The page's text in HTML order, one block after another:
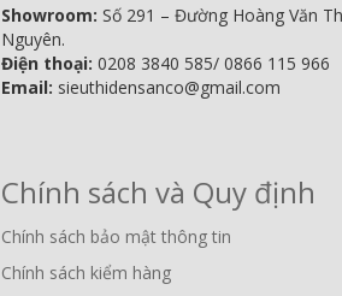
Showroom:Số 291 – Đường Hoàng Văn
Nguyên.
Điện thoại: 0208 3840 585/ 0866 115 966
Email: sieuthidensanco@gmail.com
Chính sách và Quy định
Chính sách bảo mật thông tin
Chính sách kiểm hàng